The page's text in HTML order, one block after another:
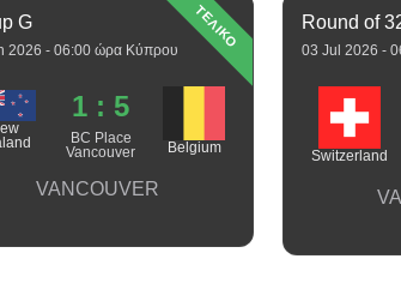
ΤΕΛΙΚΟ
G
2026 - 06:00 ώρα Κύπρου
1 : 5
BC Place
Vancouver
Belgium
VANCOUVER
Round of
03 Jul 2026 -
Switzerland